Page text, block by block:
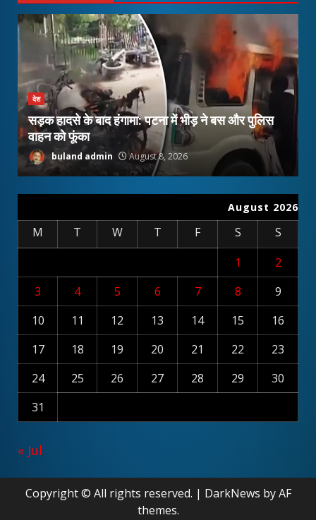
देश
सड़क हादसे के बाद हंगामा: पटना में भीड़ ने बस और पुलिस
वाहन को फूंका
buland admin August 8, 2026
August 2026
M T W T F S
S
1
2
3
4 5 6 7 8
9
10
11 12 13 14 15
16
17
18 19 20 21 22
23
24
25 26 27 28 29
30
31
« Jul
Copyright © All rights reserved. | DarkNews by AF
themes.